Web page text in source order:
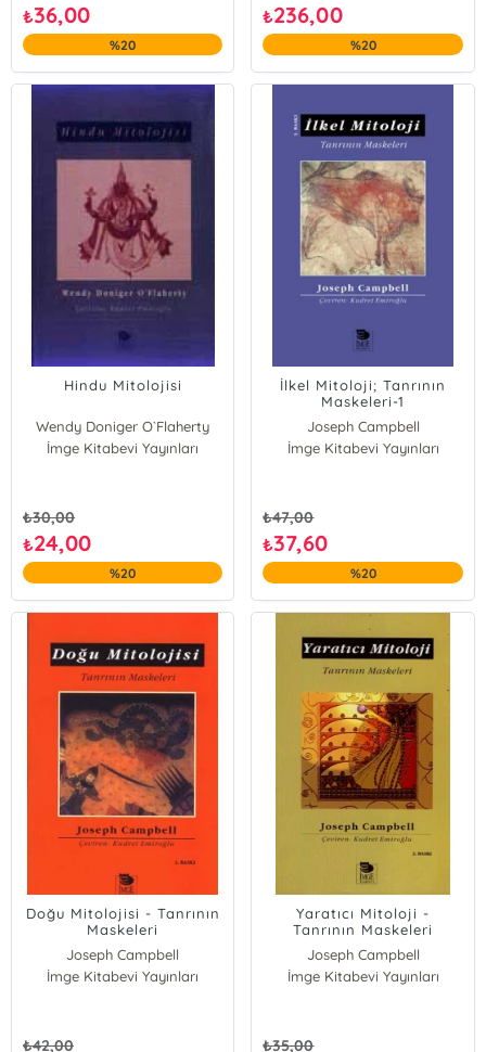
₺36,00
%20
₺236,00
%20
Hindu Mitolojisi
Wendy Doniger O`Flaherty
İmge Kitabevi Yayınları
₺30,00
₺24,00
%20
İlkel Mitoloji; Tanrının
Maskeleri-1
Joseph Campbell
İmge Kitabevi Yayınları
₺47,00
₺37,60
%20
Doğu Mitolojisi - Tanrının
Maskeleri
Joseph Campbell
İmge Kitabevi Yayınları
₺42,00
Yaratıcı Mitoloji -
Tanrının Maskeleri
Joseph Campbell
İmge Kitabevi Yayınları
₺35,00